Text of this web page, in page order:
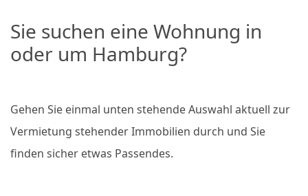
Sie suchen eine Wohnung in
oder um Hamburg?
Gehen Sie einmal unten stehende Auswahl aktuell zur
Vermietung stehender Immobilien durch und Sie
finden sicher etwas Passendes.